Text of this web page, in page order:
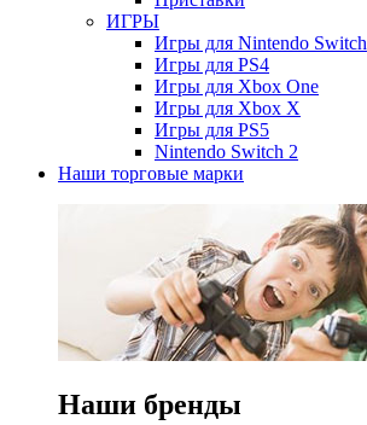
ИГРЫ
Игры для Nintendo Switch
Игры для PS4
Игры для Xbox One
Игры для Xbox X
Игры для PS5
Nintendo Switch 2
Наши торговые марки
Наши бренды